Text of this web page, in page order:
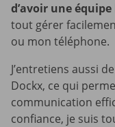
d’avoir une
tout gérer
ou mon téléphone.
J’entretiens aussi
Dockx, ce qui
communication
confiance, je suis